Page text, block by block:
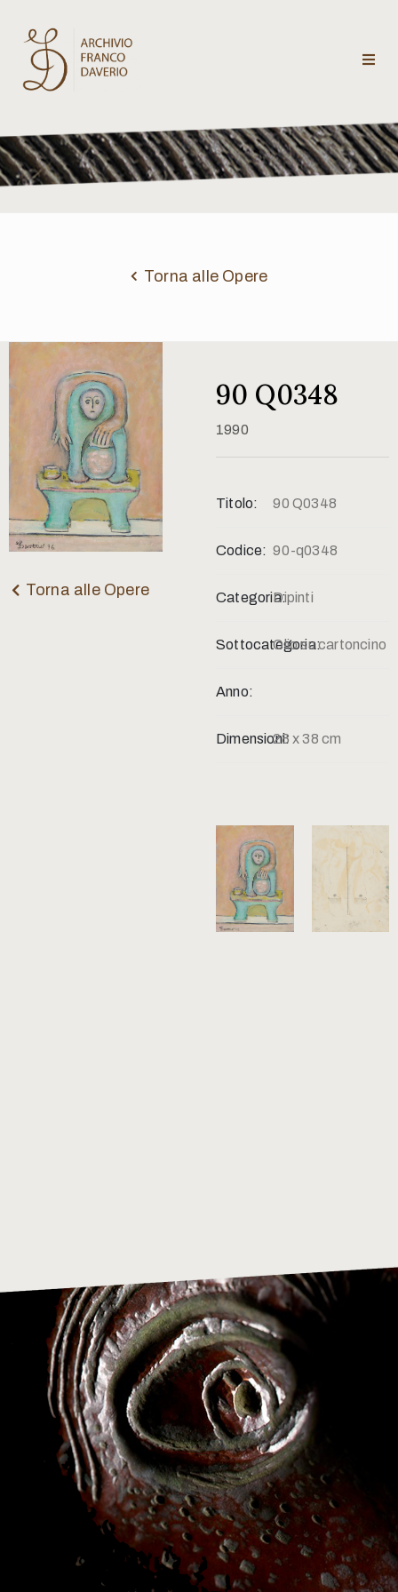
Archivio
Franco
Daverio
critici
Contatti
Torna alle Opere
Torna alle Opere
90 Q0348
1990
Titolo: 90 Q0348
Codice: 90-q0348
Categoria:Dipinti
Sottocategoria:Olio su cartoncino
Anno:
Dimensioni:28 x 38 cm